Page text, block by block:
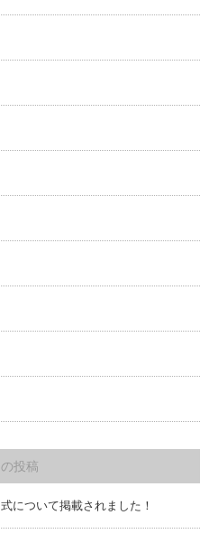
投稿
について掲載されました！